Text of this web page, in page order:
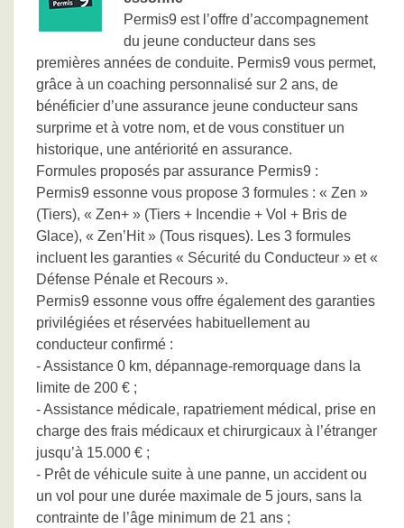
Permis9 est l’offre d’accompagnement
du jeune conducteur dans ses
premières années de conduite. Permis9 vous permet,
grâce à un coaching personnalisé sur 2 ans, de
bénéficier d’une assurance jeune conducteur sans
surprime et à votre nom, et de vous constituer un
historique, une antériorité en assurance.
Formules proposés par assurance Permis9 :
Permis9 essonne vous propose 3 formules : « Zen »
(Tiers), « Zen+ » (Tiers + Incendie + Vol + Bris de
Glace), « Zen’Hit » (Tous risques). Les 3 formules
incluent les garanties « Sécurité du Conducteur » et «
Défense Pénale et Recours ».
Permis9 essonne vous offre également des garanties
privilégiées et réservées habituellement au
conducteur confirmé :
- Assistance 0 km, dépannage-remorquage dans la
limite de 200 € ;
- Assistance médicale, rapatriement médical, prise en
charge des frais médicaux et chirurgicaux à l’étranger
jusqu’à 15.000 € ;
- Prêt de véhicule suite à une panne, un accident ou
un vol pour une durée maximale de 5 jours, sans la
contrainte de l’âge minimum de 21 ans ;